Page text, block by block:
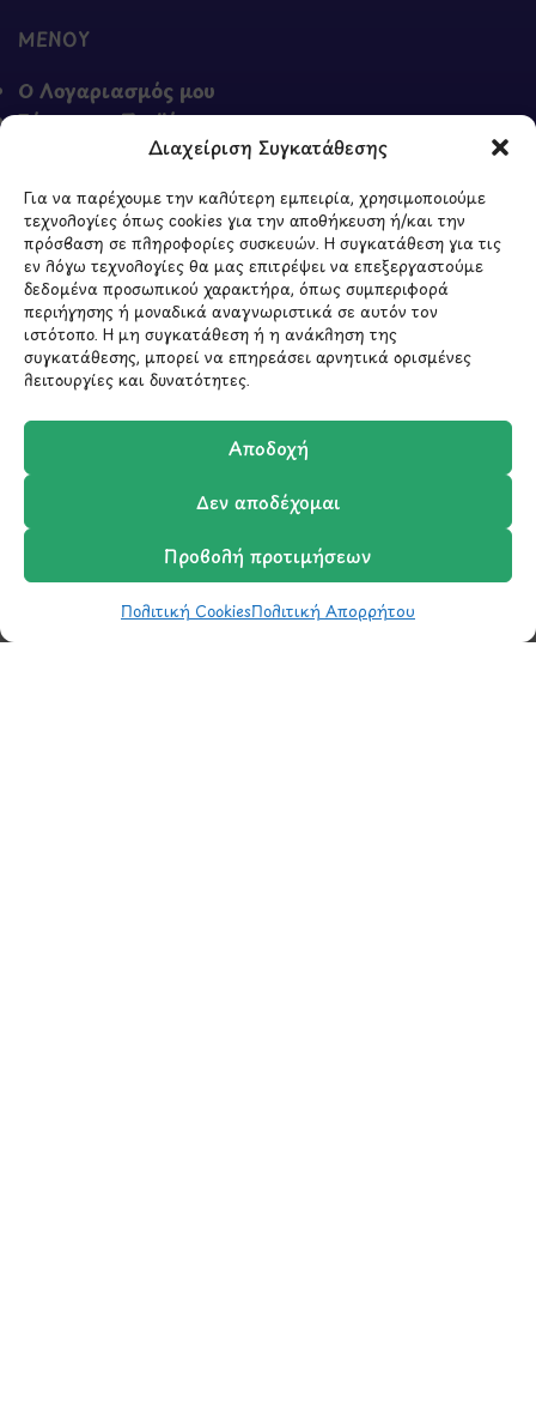
Διαχείριση Συγκατάθεσης
Για να παρέχουμε την καλύτερη εμπειρία, χρησιμοποιούμε
τεχνολογίες όπως cookies για την αποθήκευση ή/και την
πρόσβαση σε πληροφορίες συσκευών. Η συγκατάθεση για τις
εν λόγω τεχνολογίες θα μας επιτρέψει να επεξεργαστούμε
δεδομένα προσωπικού χαρακτήρα, όπως συμπεριφορά
περιήγησης ή μοναδικά αναγνωριστικά σε αυτόν τον
ιστότοπο. Η μη συγκατάθεση ή η ανάκληση της
συγκατάθεσης, μπορεί να επηρεάσει αρνητικά ορισμένες
λειτουργίες και δυνατότητες.
Αποδοχή
Δεν αποδέχομαι
Προβολή προτιμήσεων
Πολιτική CookiesΠολιτική Απορρήτου
ΜΕΝΟΥ
Ο Λογαριασμός μου
Σύγκριση Προϊόντων
Shop
ΣΧΕΤΙΚΑ ΜΕ ΕΜΑΣ
Σχετικά με εμάς
WishlistΚαλάθιΣύγκριση
Ο Λογαριασμός μου